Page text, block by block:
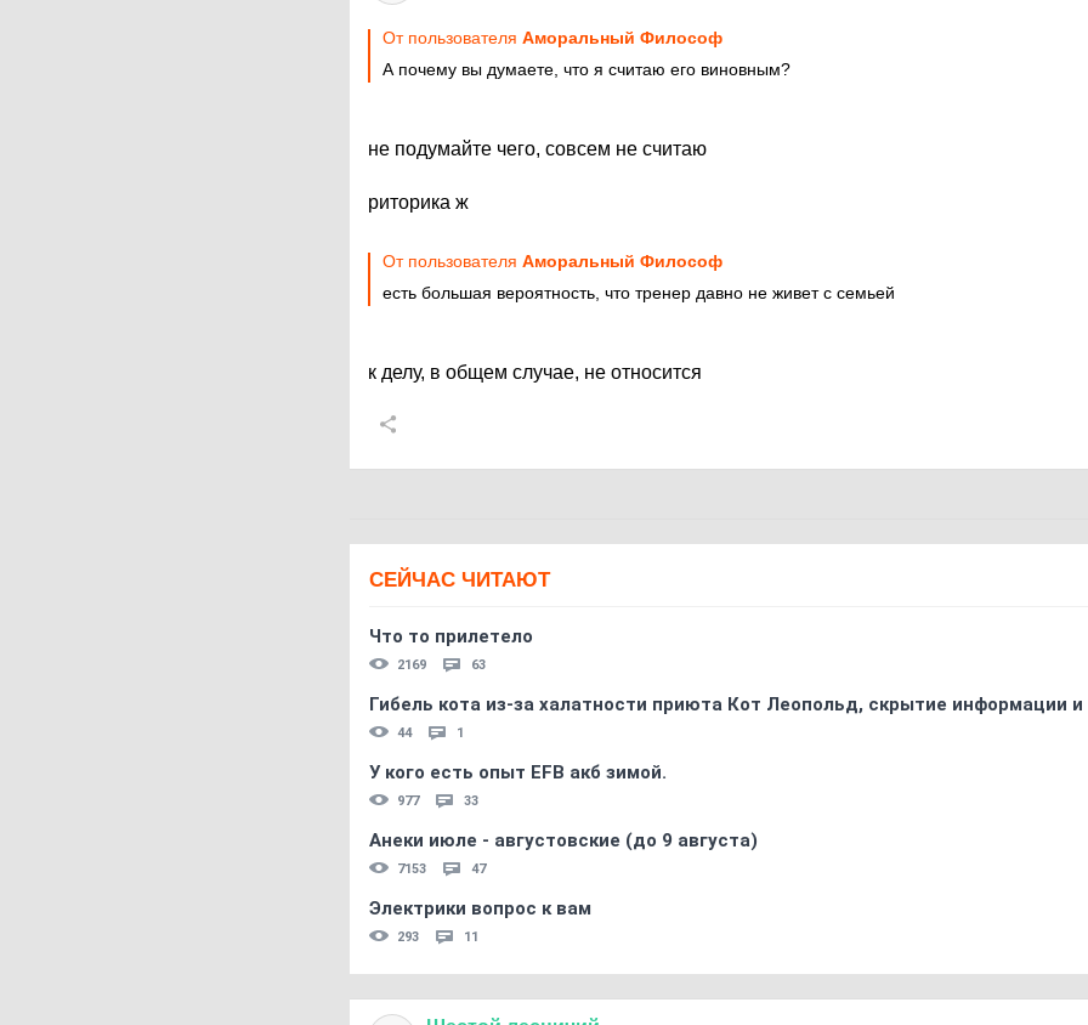
От пользователя Аморальный Философ
А почему вы думаете, что я считаю его виновным?
не подумайте чего, совсем не считаю
риторика ж
От пользователя Аморальный Философ
есть большая вероятность, что тренер давно не живет с семьей
к делу, в общем случае, не относится
СЕЙЧАС ЧИТАЮТ
Что то прилетело
2169 63
Гибель кота из-за халатности приюта Кот Леопольд, скрытиe информации
44 1
У кого есть опыт EFB акб зимой.
977 33
Анеки июле - августовские (до 9 августа)
7153 47
Электрики вопрос к вам
293 11